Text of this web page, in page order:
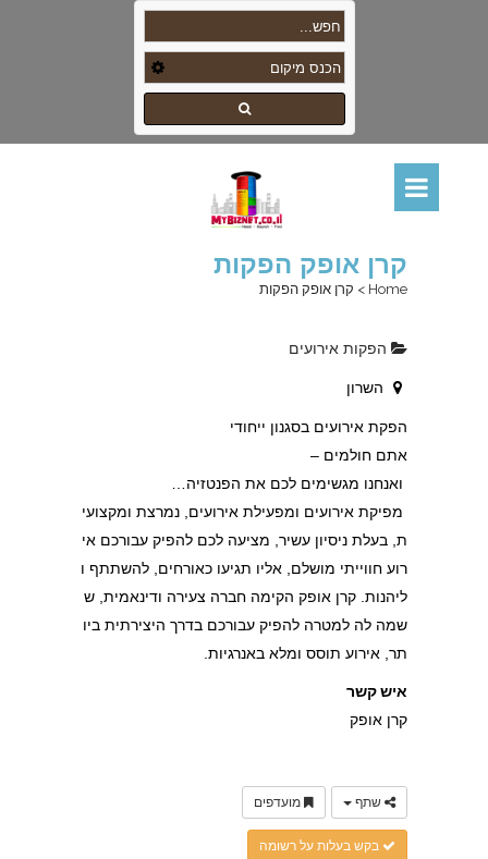
קרן אופק הפקות
Home
> קרן אופק הפקות
הפקות אירועים
השרון
הפקת אירועים בסגנון ייחודי
אתם חולמים –
ואנחנו מגשימים לכם את הפנטזיה…
מפיקת אירועים ומפעילת אירועים, נמרצת ומקצועי
ת, בעלת ניסיון עשיר, מציעה לכם להפיק עבורכם אי
רוע חווייתי מושלם, אליו תגיעו כאורחים, להשתתף ו
ליהנות. קרן אופק הקימה חברה צעירה ודינאמית, ש
שמה לה למטרה להפיק עבורכם בדרך היצירתית ביו
תר, אירוע תוסס ומלא באנרגיות.
איש קשר
קרן אופק
שתף מועדפים
בקש בעלות על רשומה